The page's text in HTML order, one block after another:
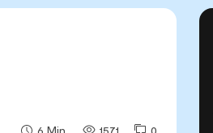
0
1571
6 Min.